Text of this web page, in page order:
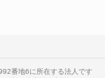
番地6に所在する法人です